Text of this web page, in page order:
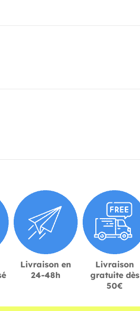
Livraison en
24-48h
Livraison
gratuite dès
50€